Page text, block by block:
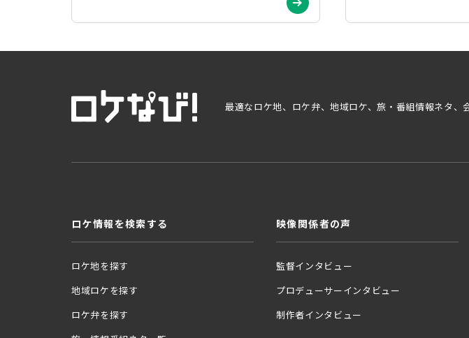
最適なロケ地、ロケ弁、地域ロケ、旅・番組情報ネタ、
ロケ情報を検索する
ロケ地を探す
地域ロケを探す
ロケ弁を探す
映像関係者の声
監督インタビュー
プロデューサーインタビュー
制作者インタビュー